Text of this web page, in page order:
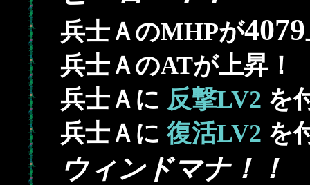
兵士ＡのMHPが4079
兵士ＡのATが上昇！
兵士Ａに 反撃LV2 を
兵士Ａに 復活LV2 を
ウィンドマナ！！